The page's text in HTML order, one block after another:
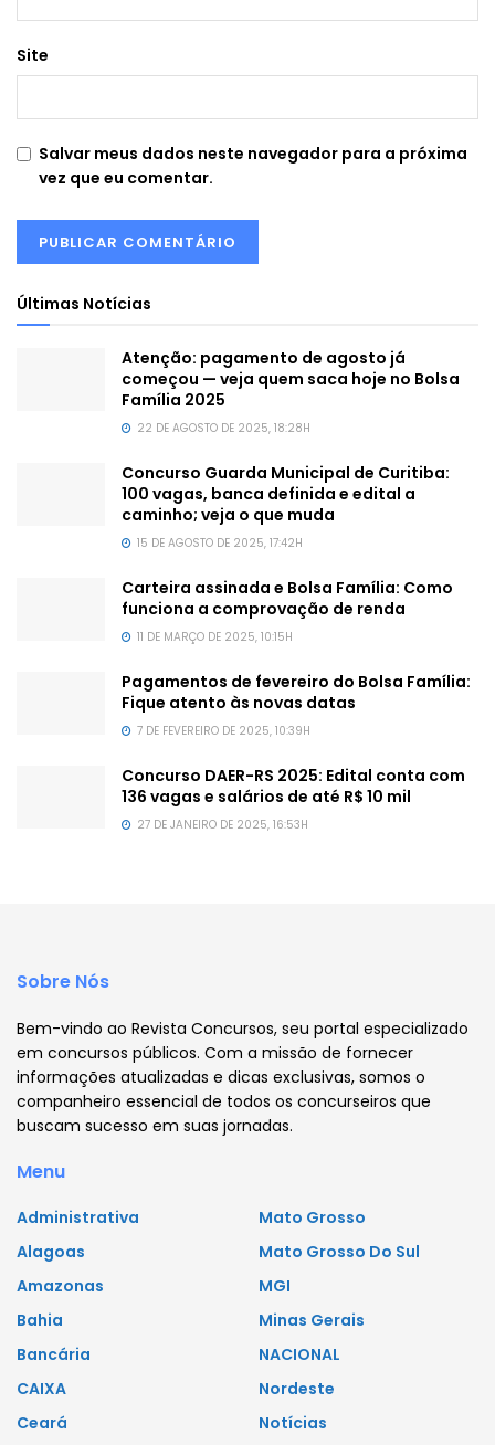
Site
Salvar meus dados neste navegador para a próxima
vez que eu comentar.
Últimas Notícias
Atenção: pagamento de agosto já
começou — veja quem saca hoje no Bolsa
Família 2025
22 DE AGOSTO DE 2025, 18:28H
Concurso Guarda Municipal de Curitiba:
100 vagas, banca definida e edital a
caminho; veja o que muda
15 DE AGOSTO DE 2025, 17:42H
Carteira assinada e Bolsa Família: Como
funciona a comprovação de renda
11 DE MARÇO DE 2025, 10:15H
Pagamentos de fevereiro do Bolsa Família:
Fique atento às novas datas
7 DE FEVEREIRO DE 2025, 10:39H
Concurso DAER-RS 2025: Edital conta com
136 vagas e salários de até R$ 10 mil
27 DE JANEIRO DE 2025, 16:53H
Sobre Nós
Bem-vindo ao Revista Concursos, seu portal especializado
em concursos públicos. Com a missão de fornecer
informações atualizadas e dicas exclusivas, somos o
companheiro essencial de todos os concurseiros que
buscam sucesso em suas jornadas.
Menu
Administrativa
Alagoas
Amazonas
Bahia
Bancária
CAIXA
Ceará
Mato Grosso
Mato Grosso Do Sul
MGI
Minas Gerais
NACIONAL
Nordeste
Notícias